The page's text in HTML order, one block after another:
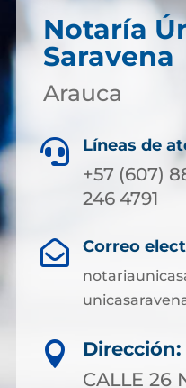
Notaría
Saravena
Arauca
 Líneas de
+57 (607)
246 4791
 Correo

Dirección:
CALLE 26